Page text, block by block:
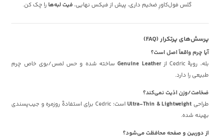
گلس فول‌کاورِ ضخیم داری، پیش از فیکس نهایی،فیت لبه‌ها را چک کن.
پرسش‌های پرتکرار (FAQ)
آیا چرم واقعاً اصل است؟
بله، رویهٔ Cedric از
Genuine Leatherساخته شده و حس لمس/بوی خاص چرم
طبیعی را دارد.
ضخامت/وزن اذیت نمی‌کند؟
طراحی Ultra-Thin & Lightweight
است؛ Cedric برای استفادهٔ روزمره و جیب‌پسندی
بهینه شده.
از دوربین و صفحه محافظت می‌شود؟